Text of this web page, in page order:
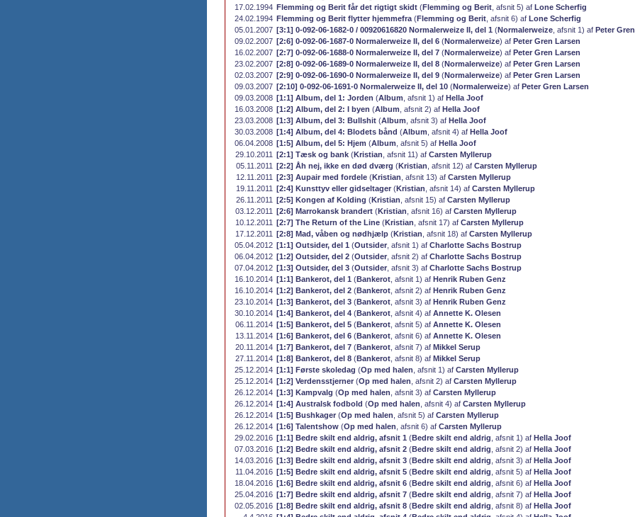
17.02.1994 Flemming og Berit får det rigtigt skidt (Flemming og Berit , afsnit 5) af Lone Scherfig
24.02.1994 Flemming og Berit flytter hjemmefra (Flemming og Berit , afsnit 6) af Lone Scherfig
05.01.2007 [3:1] 0-092-06-1682-0 / 00920616820 Normalerweize II, del 1 (Normalerweize , afsnit 1) af Peter
09.02.2007 [2:6] 0-092-06-1687-0 Normalerweize II, del 6 (Normalerweize) af Peter Gren Larsen
16.02.2007 [2:7] 0-092-06-1688-0 Normalerweize II, del 7 (Normalerweize) af Peter Gren Larsen
23.02.2007 [2:8] 0-092-06-1689-0 Normalerweize II, del 8 (Normalerweize) af Peter Gren Larsen
02.03.2007 [2:9] 0-092-06-1690-0 Normalerweize II, del 9 (Normalerweize) af Peter Gren Larsen
09.03.2007 [2:10] 0-092-06-1691-0 Normalerweize II, del 10 (Normalerweize) af Peter Gren Larsen
09.03.2008 [1:1] Album, del 1: Jorden (Album , afsnit 1) af Hella Joof
16.03.2008 [1:2] Album, del 2: I byen (Album , afsnit 2) af Hella Joof
23.03.2008 [1:3] Album, del 3: Bullshit (Album , afsnit 3) af Hella Joof
30.03.2008 [1:4] Album, del 4: Blodets bånd (Album , afsnit 4) af Hella Joof
06.04.2008 [1:5] Album, del 5: Hjem (Album , afsnit 5) af Hella Joof
29.10.2011 [2:1] Tæsk og bank (Kristian , afsnit 11) af Carsten Myllerup
05.11.2011 [2:2] Åh nej, ikke en død dværg (Kristian , afsnit 12) af Carsten Myllerup
12.11.2011 [2:3] Aupair med fordele (Kristian , afsnit 13) af Carsten Myllerup
19.11.2011 [2:4] Kunsttyv eller gidseltager (Kristian , afsnit 14) af Carsten Myllerup
26.11.2011 [2:5] Kongen af Kolding (Kristian , afsnit 15) af Carsten Myllerup
03.12.2011 [2:6] Marrokansk brandert (Kristian , afsnit 16) af Carsten Myllerup
10.12.2011 [2:7] The Return of the Line (Kristian , afsnit 17) af Carsten Myllerup
17.12.2011 [2:8] Mad, våben og nødhjælp (Kristian , afsnit 18) af Carsten Myllerup
05.04.2012 [1:1] Outsider, del 1 (Outsider , afsnit 1) af Charlotte Sachs Bostrup
06.04.2012 [1:2] Outsider, del 2 (Outsider , afsnit 2) af Charlotte Sachs Bostrup
07.04.2012 [1:3] Outsider, del 3 (Outsider , afsnit 3) af Charlotte Sachs Bostrup
16.10.2014 [1:1] Bankerot, del 1 (Bankerot , afsnit 1) af Henrik Ruben Genz
16.10.2014 [1:2] Bankerot, del 2 (Bankerot , afsnit 2) af Henrik Ruben Genz
23.10.2014 [1:3] Bankerot, del 3 (Bankerot , afsnit 3) af Henrik Ruben Genz
30.10.2014 [1:4] Bankerot, del 4 (Bankerot , afsnit 4) af Annette K. Olesen
06.11.2014 [1:5] Bankerot, del 5 (Bankerot , afsnit 5) af Annette K. Olesen
13.11.2014 [1:6] Bankerot, del 6 (Bankerot , afsnit 6) af Annette K. Olesen
20.11.2014 [1:7] Bankerot, del 7 (Bankerot , afsnit 7) af Mikkel Serup
27.11.2014 [1:8] Bankerot, del 8 (Bankerot , afsnit 8) af Mikkel Serup
25.12.2014 [1:1] Første skoledag (Op med halen , afsnit 1) af Carsten Myllerup
25.12.2014 [1:2] Verdensstjerner (Op med halen , afsnit 2) af Carsten Myllerup
26.12.2014 [1:3] Kampvalg (Op med halen , afsnit 3) af Carsten Myllerup
26.12.2014 [1:4] Australsk fodbold (Op med halen , afsnit 4) af Carsten Myllerup
26.12.2014 [1:5] Bushkager (Op med halen , afsnit 5) af Carsten Myllerup
26.12.2014 [1:6] Talentshow (Op med halen , afsnit 6) af Carsten Myllerup
29.02.2016 [1:1] Bedre skilt end aldrig, afsnit 1 (Bedre skilt end aldrig , afsnit 1) af Hella Joof
07.03.2016 [1:2] Bedre skilt end aldrig, afsnit 2 (Bedre skilt end aldrig , afsnit 2) af Hella Joof
14.03.2016 [1:3] Bedre skilt end aldrig, afsnit 3 (Bedre skilt end aldrig , afsnit 3) af Hella Joof
11.04.2016 [1:5] Bedre skilt end aldrig, afsnit 5 (Bedre skilt end aldrig , afsnit 5) af Hella Joof
18.04.2016 [1:6] Bedre skilt end aldrig, afsnit 6 (Bedre skilt end aldrig , afsnit 6) af Hella Joof
25.04.2016 [1:7] Bedre skilt end aldrig, afsnit 7 (Bedre skilt end aldrig , afsnit 7) af Hella Joof
02.05.2016 [1:8] Bedre skilt end aldrig, afsnit 8 (Bedre skilt end aldrig , afsnit 8) af Hella Joof